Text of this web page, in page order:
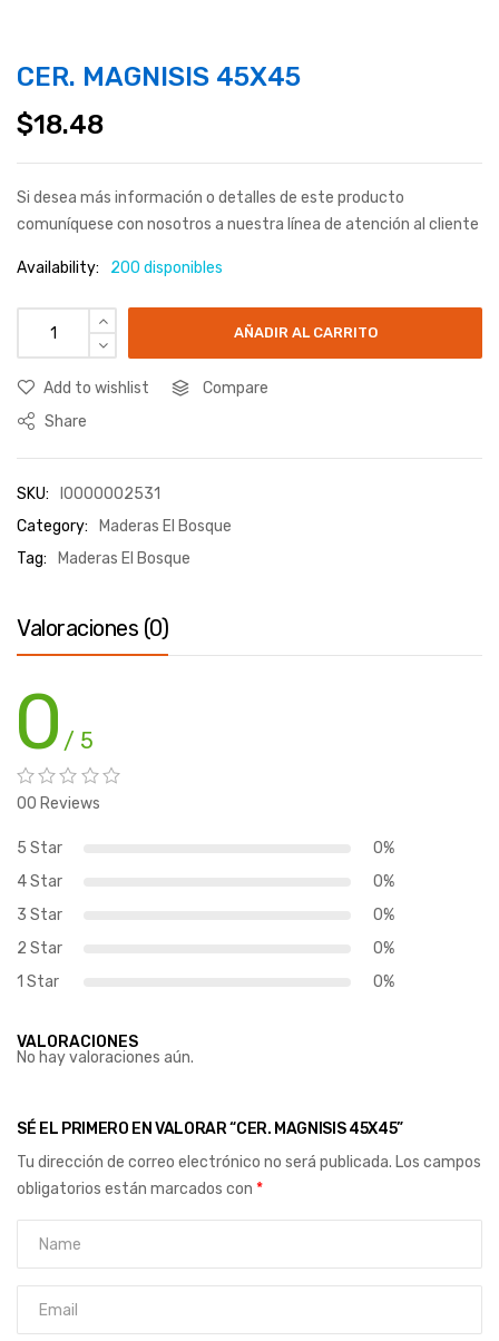
CER. MAGNISIS 45X45
$18.48
Si desea más información o detalles de este producto
comuníquese con nosotros a nuestra línea de atención al cliente
Availability: 200 disponibles
AÑADIR AL CARRITO
Add to wishlist
Compare
Share
SKU:
I0000002531
Category:
Maderas El Bosque
Tag:
Maderas El Bosque
Valoraciones (0)
0 / 5
00 Reviews
5 Star
0%
4 Star
0%
3 Star
0%
2 Star
0%
1 Star
0%
VALORACIONES
No hay valoraciones aún.
SÉ EL PRIMERO EN VALORAR “CER. MAGNISIS 45X45”
Tu dirección de correo electrónico no será publicada. Los campos
obligatorios están marcados con *